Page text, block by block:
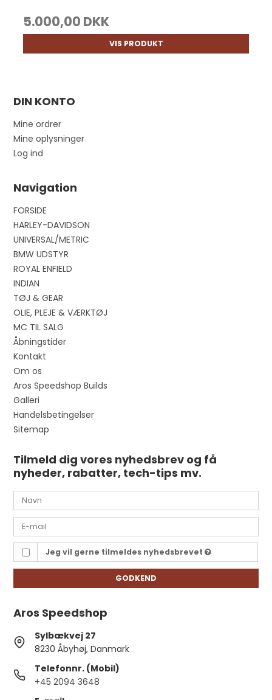
5.000,00 DKK
VIS PRODUKT
DIN KONTO
Mine ordrer
Mine oplysninger
Log ind
Navigation
FORSIDE
HARLEY-DAVIDSON
UNIVERSAL/METRIC
BMW UDSTYR
ROYAL ENFIELD
INDIAN
TØJ & GEAR
OLIE, PLEJE & VÆRKTØJ
MC TIL SALG
Åbningstider
Kontakt
Om os
Aros Speedshop Builds
Galleri
Handelsbetingelser
Sitemap
Tilmeld dig vores nyhedsbrev og få
nyheder, rabatter, tech-tips mv.
Jeg vil gerne tilmeldes nyhedsbrevet
GODKEND
Aros Speedshop
Sylbækvej 27
8230 Åbyhøj, Danmark
Telefonnr. (Mobil)
+45 2094 3648